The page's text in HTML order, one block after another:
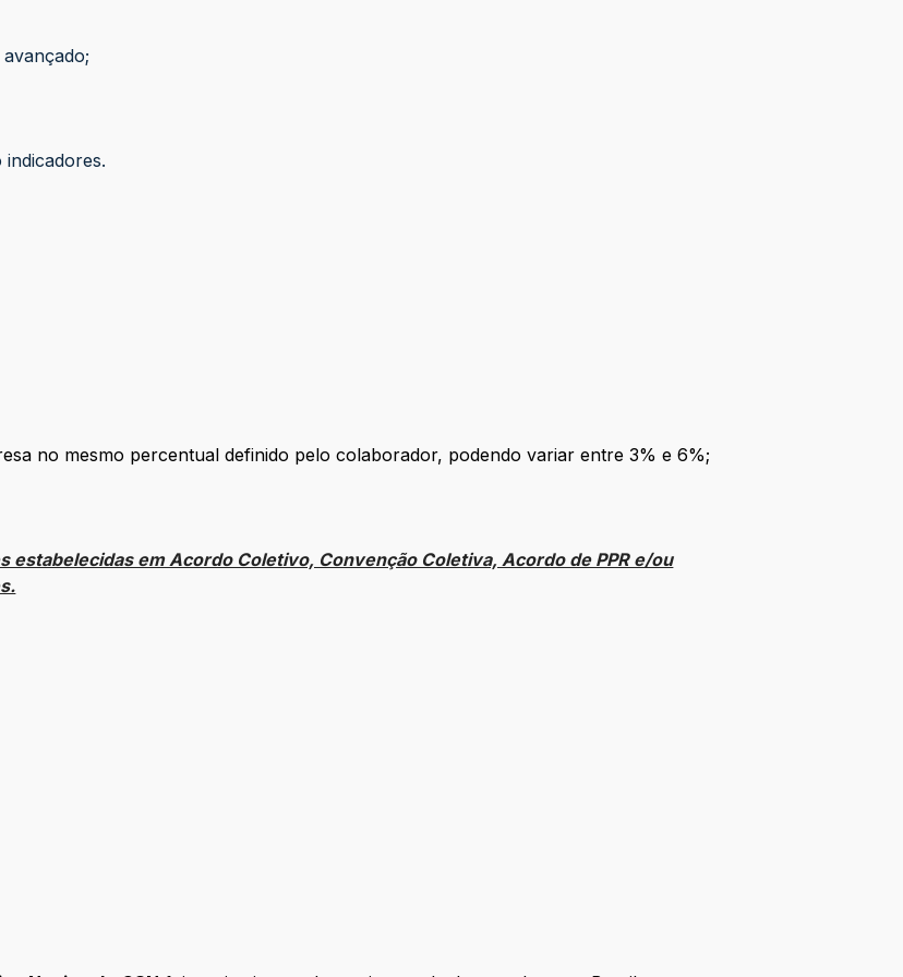
no mesmo percentual definido pelo colaborador, podendo variar entre 3% e 6%;
em Acordo Coletivo, Convenção Coletiva, Acordo de PPR e/ou